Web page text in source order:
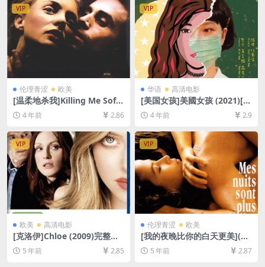
VIP
伦理青涩 欧美
[温柔地杀我]Killing Me Softl
y (2002)[百度网盘+迅雷云盘
资源1080P超清未删减][MP4/
6GB][中英字幕]
4 年前 2.86
VIP
华语 高清电影
[美国女孩]美國女孩 (2021)[百
度网盘+迅雷云盘资源1080P
超清未删减][MP4/5.8GB][中
文字幕]
4 年前 2.9
VIP
欧美 高清电影
[克洛伊]Chloe (2009)完整版
[百度网盘+迅雷云盘资源1080
P超清未删减][MP4/5.8GB][中
5 年前 2.85
VIP
伦理青涩 欧美
[我的夜晚比你的白天更美](19
89)[百度网盘+迅雷云盘资源1
080P超清未删减][MP4/6.6G
5 年前 2.87